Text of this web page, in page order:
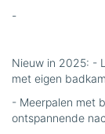
-
Nieuw in 2025: -
met eigen
- Meerpalen met
ontspannende